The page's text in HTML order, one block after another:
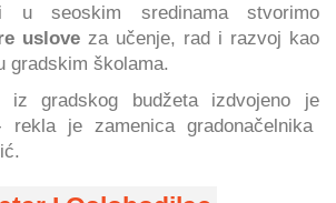
u seoskim sredinama stvorimo
uslove za učenje, rad i razvoj kao
gradskim školama.
iz gradskog budžeta izdvojeno je
rekla je zamenica gradonačelnika